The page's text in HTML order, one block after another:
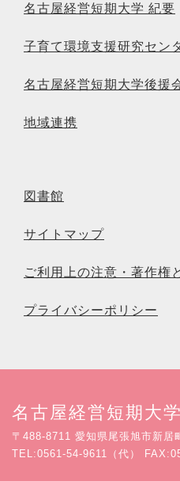
名古屋経営短期大学 紀要
子育て環境支援研究セン
名古屋経営短期大学後援
地域連携
図書館
サイトマップ
ご利用上の注意・著作権
プライバシーポリシー
名古屋経営短期大学
〒488-8711 愛知県尾張旭市新居
TEL:0561-54-9611（代）